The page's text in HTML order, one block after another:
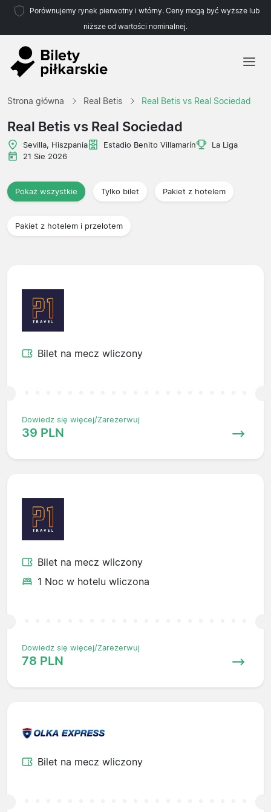
Porównujemy rynek pierwotny i wtórny. Ceny mogą być wyższe lub
niższe od wartości nominalnej.
Strona główna Real Betis Real Betis vs Real Sociedad
Real Betis vs Real Sociedad
Sevilla, Hiszpania Estadio Benito Villamarín
La Liga
21 Sie 2026
Pokaż wszystkie Tylko bilet Pakiet z hotelem
Pakiet z hotelem i przelotem
Bilet na mecz wliczony
Dowiedz się więcej/Zarezerwuj
39 PLN
Bilet na mecz wliczony
1 Noc w hotelu wliczona
Dowiedz się więcej/Zarezerwuj
78 PLN
Bilet na mecz wliczony